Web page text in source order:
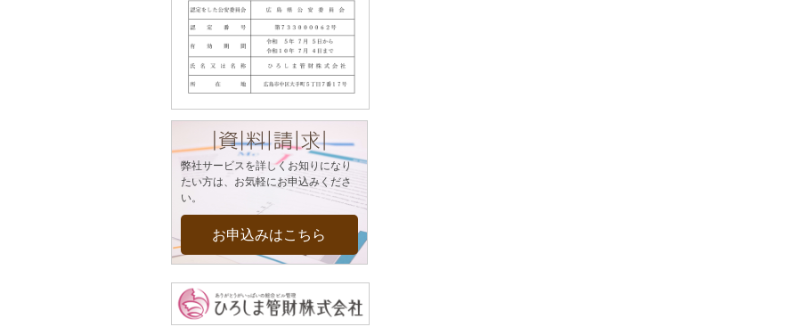
弊社サービスを詳しくお知りになり
たい方は、お気軽にお申込みくださ
い。
お申込みはこちら